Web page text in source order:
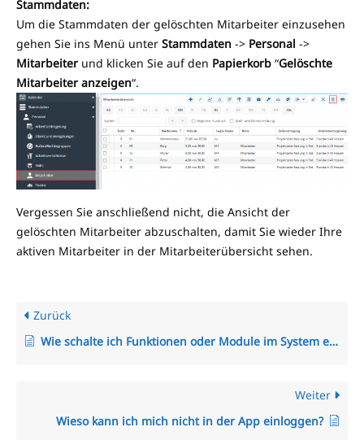
Stammdaten:
Um die Stammdaten der gelöschten Mitarbeiter einzusehen
gehen Sie ins Menü unter Stammdaten -> Personal ->
Mitarbeiter und klicken Sie auf den Papierkorb “Gelöschte
Mitarbeiter anzeigen“.
Vergessen Sie anschließend nicht, die Ansicht der
gelöschten Mitarbeiter abzuschalten, damit Sie wieder Ihre
aktiven Mitarbeiter in der Mitarbeiterübersicht sehen.
Zurück
Wie schalte ich Funktionen oder Module im System ein und aus?
Weiter
Wieso kann ich mich nicht in der App einloggen?